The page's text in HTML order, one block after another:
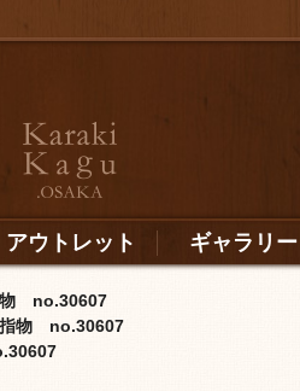
アウトレット ギャラリー
物 no.30607
指物 no.30607